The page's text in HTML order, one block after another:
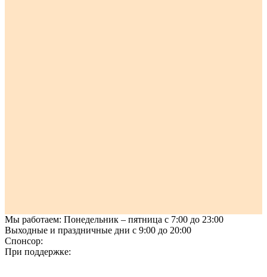
Мы работаем: Понедельник – пятница с 7:00 до 23:00
Выходные и праздничные дни с 9:00 до 20:00
Спонсор:
При поддержке: